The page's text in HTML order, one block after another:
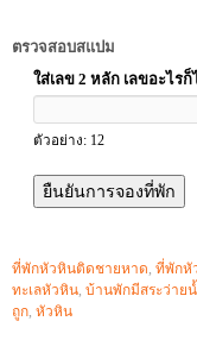
ตรวจสอบสแปม
ใส่เลข 2 หลัก เลขอะไรก็
ตัวอย่าง: 12
ที่พักหัวหินติดชายหาด, ที่พักหั
ทะเลหัวหิน, บ้านพักมีสระว่าย
ถูก, หัวหิน